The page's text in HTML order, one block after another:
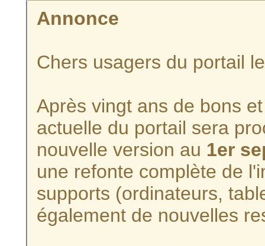
Annonce
Chers usagers du portail
Après vingt ans de bons
actuelle du portail sera
nouvelle version au 1er
une refonte complète de
supports (ordinateurs,
également de nouvelles